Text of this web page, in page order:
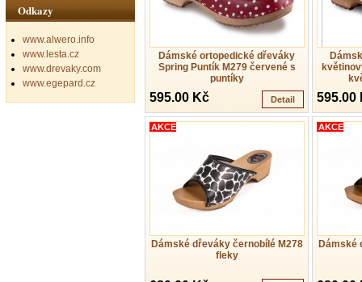
Dámské ortopedické dřeváky
Spring Puntík M279 červené s
puntíky
595.00 Kč Detail 595.00
Dámské dřeváky černobílé M278
fleky
AKCE
Dámské
AKCE
Odkazy
www.alwero.info
www.lesta.cz
www.drevaky.com
www.egepard.cz